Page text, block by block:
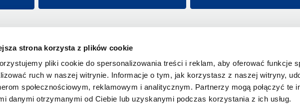
strona korzysta z plików cookie
pliki cookie do spersonalizowania treści i reklam, aby oferować funkcje
ruch w naszej witrynie. Informacje o tym, jak korzystasz z naszej witryny,
społecznościowym, reklamowym i analitycznym. Partnerzy mogą połączyć te
danymi otrzymanymi od Ciebie lub uzyskanymi podczas korzystania z ich usług.
Emtigo.pl
Wysogotowo, ul. Laurowa 19A/2
62-081 Przeźmierowo
Polska
infolinia: 797-616-870
e-mail:biuro@emtigo.pl
Płatności
Wysyłka
Kontakt